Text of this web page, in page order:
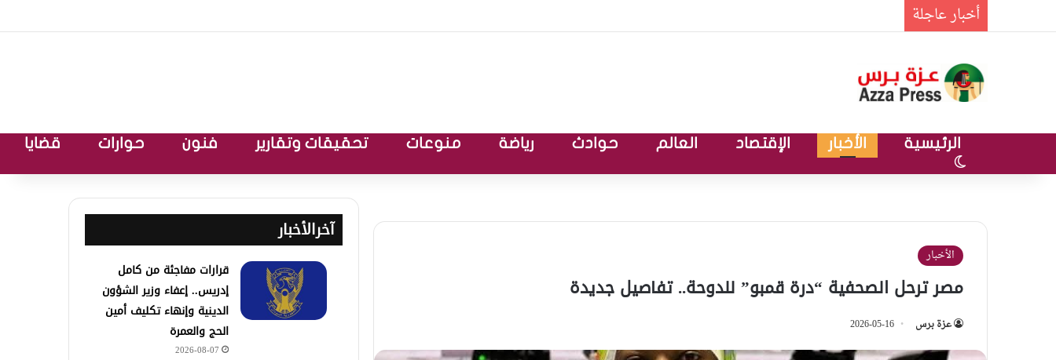
أخبار عاجلة
الرئيسية الأخبار الإقتصاد العالم حوادث رياضة منوعات تحقيقات وتقارير فنون حوارات قضايا
الوضع المظلم
الأخبار
مصر ترحل الصحفية “درة قمبو” للدوحة.. تفاصيل جديدة
عزة برس 2026-05-16
آخرالأخبار
قرارات مفاجئة من كامل
إدريس.. إعفاء وزير الشؤون
الدينية وإنهاء تكليف أمين
الحج والعمرة
2026-08-07